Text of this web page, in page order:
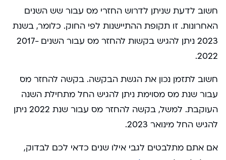
חשוב לדעת שניתן לדרוש החזרי מס עבור שש השנים
האחרונות. זו תקופת ההתיישנות לפי החוק. כלומר, בשנת
2023 ניתן להגיש בקשות להחזר מס עבור השנים 2017-
2022.
חשוב לתזמן נכון את הגשת הבקשה. בקשה להחזר מס
עבור שנת מס מסוימת ניתן להגיש החל מתחילת השנה
העוקבת. למשל, בקשה להחזר מס עבור שנת 2022 ניתן
להגיש החל מינואר 2023.
אם אתם מתלבטים לגבי אילו שנים כדאי לכם לבדוק,